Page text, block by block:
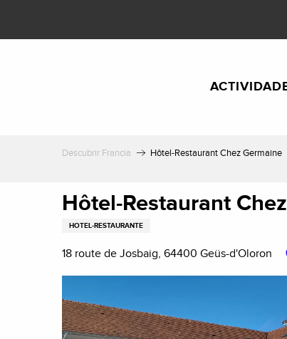
contenu
Descubrir Francia Hôtel-Restaurant Chez Germaine
Hôtel-Restaurant
HOTEL-RESTAURANTE
18 route de Josbaig, 64400 Geüs-d'Oloron